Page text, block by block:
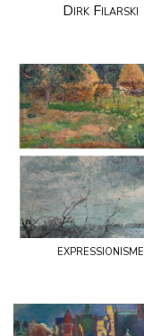
Dirk Filarski
expressionisme